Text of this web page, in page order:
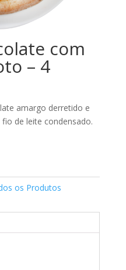
com
– 4
amargo derretido e
de leite condensado.
os Produtos